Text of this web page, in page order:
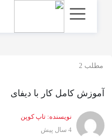
اشتراک
زیر
می‌توانید
این
مطلب 2
آموزش کامل کار با دیفای
نویسنده:تاپ کوپن
4 سال پیش